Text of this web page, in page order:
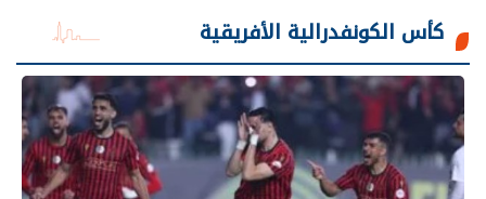
كأس الكونفدرالية الأفريقية